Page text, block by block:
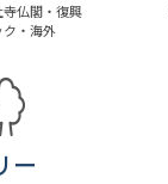
仏閣・復興
・海外
ー